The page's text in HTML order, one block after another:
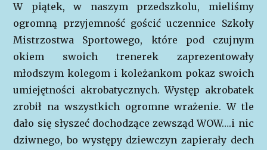
W piątek, w naszym przedszkolu, mieliśmy
ogromną przyjemność gościć uczennice Szkoły
Mistrzostwa Sportowego, które pod czujnym
okiem swoich trenerek zaprezentowały
młodszym kolegom i koleżankom pokaz swoich
umiejętności akrobatycznych. Występ akrobatek
zrobił na wszystkich ogromne wrażenie. W tle
dało się słyszeć dochodzące zewsząd WOW….i nic
dziwnego, bo występy dziewczyn zapierały dech